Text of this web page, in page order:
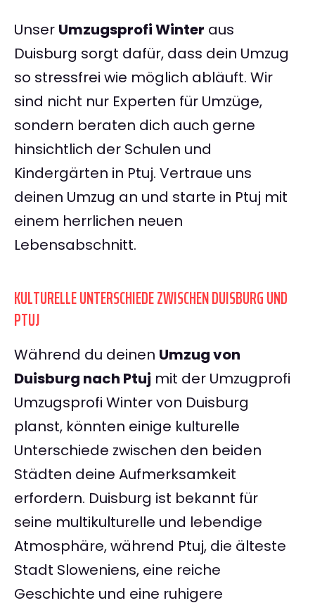
Unser Umzugsprofi Winter aus
Duisburg sorgt dafür, dass dein Umzug
so stressfrei wie möglich abläuft. Wir
sind nicht nur Experten für Umzüge,
sondern beraten dich auch gerne
hinsichtlich der Schulen und
Kindergärten in Ptuj. Vertraue uns
deinen Umzug an und starte in Ptuj mit
einem herrlichen neuen
Lebensabschnitt.
KULTURELLE UNTERSCHIEDE ZWISCHEN DUISBURG UND
PTUJ
Während du deinen Umzug von
Duisburg nach Ptuj mit der Umzugprofi
Umzugsprofi Winter von Duisburg
planst, könnten einige kulturelle
Unterschiede zwischen den beiden
Städten deine Aufmerksamkeit
erfordern. Duisburg ist bekannt für
seine multikulturelle und lebendige
Atmosphäre, während Ptuj, die älteste
Stadt Sloweniens, eine reiche
Geschichte und eine ruhigere